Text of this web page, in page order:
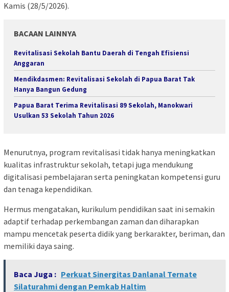
Kamis (28/5/2026).
BACAAN LAINNYA
Revitalisasi Sekolah Bantu Daerah di Tengah Efisiensi
Anggaran
Mendikdasmen: Revitalisasi Sekolah di Papua Barat Tak
Hanya Bangun Gedung
Papua Barat Terima Revitalisasi 89 Sekolah, Manokwari
Usulkan 53 Sekolah Tahun 2026
Menurutnya, program revitalisasi tidak hanya meningkatkan
kualitas infrastruktur sekolah, tetapi juga mendukung
digitalisasi pembelajaran serta peningkatan kompetensi guru
dan tenaga kependidikan.
Hermus mengatakan, kurikulum pendidikan saat ini semakin
adaptif terhadap perkembangan zaman dan diharapkan
mampu mencetak peserta didik yang berkarakter, beriman, dan
memiliki daya saing.
Baca Juga : Perkuat Sinergitas Danlanal Ternate
Silaturahmi dengan Pemkab Haltim